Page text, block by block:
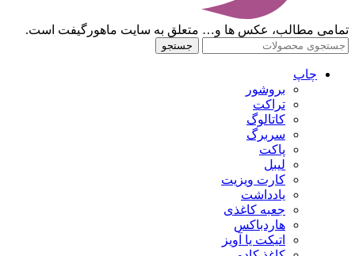
تمامی مطالب، عکس ها و… متعلق به سایت ماهورگیفت است.
جستجو
چاپ
بروشور
تراکت
کاتالوگ
سربرگ
پاکت
لیبل
کارت ویزیت
یادداشت
جعبه کاغذی
هاردباکس
اتیکت یا آویز